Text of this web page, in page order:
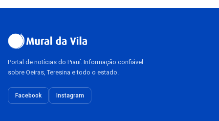
Portal de notícias do Piauí. Informação confiável
sobre Oeiras, Teresina e todo o estado.
Facebook Instagram